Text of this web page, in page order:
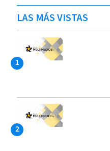
LAS MÁS VISTAS